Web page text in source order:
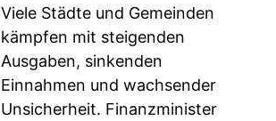
Viele Städte und Gemeinden
kämpfen mit steigenden
Ausgaben, sinkenden
Einnahmen und wachsender
Unsicherheit. Finanzminister